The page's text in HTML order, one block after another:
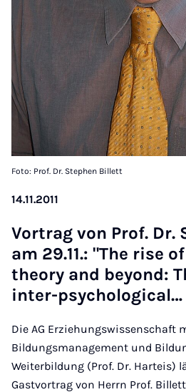
Foto: Prof. Dr. Stephen Billett
14.11.2011
Vor­trag von Prof. Dr.
am 29.11.: "The rise
the­ory and bey­ond:
inter-psy­cho­lo­gic­al…
Die AG Erziehungswissenschaft
Bildungsmanagement und
Weiterbildung (Prof. Dr. Harteis)
Gastvortrag von Herrn Prof.